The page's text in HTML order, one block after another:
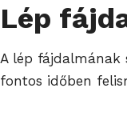
Lép
A lép fájdalmának
fontos időben